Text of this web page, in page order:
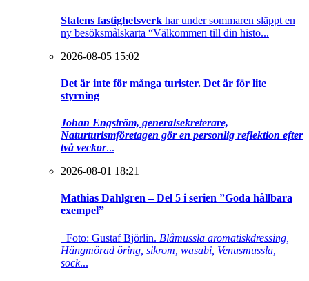
Statens fastighetsverk har under sommaren släppt en
ny besöksmålskarta “Välkommen till din histo...
2026-08-05 15:02
Det är inte för många turister. Det är för lite
styrning
Johan Engström, generalsekreterare,
Naturturismföretagen gör en personlig reflektion efter
två veckor...
2026-08-01 18:21
Mathias Dahlgren – Del 5 i serien ”Goda hållbara
exempel”
Foto: Gustaf Björlin. Blåmussla aromatiskdressing,
Hängmörad öring, sikrom, wasabi, Venusmussla,
sock...